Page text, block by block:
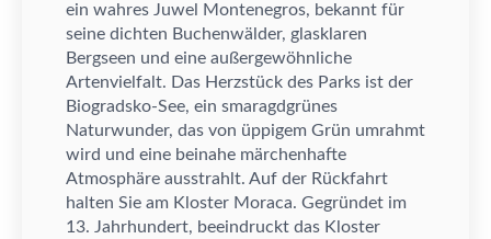
ein wahres Juwel Montenegros, bekannt für
seine dichten Buchenwä lder, glasklaren
Bergseen und eine außergewöhnliche
Artenvielfalt. Das Herzstück des Parks ist der
Biogradsko-See, ein smaragdgrünes
Naturwunder, das von üppigem Grün umrahmt
wird und eine beinahe märchenhafte
Atmosphäre ausstrahlt. Auf der Rückfahrt
halten Sie am Kloster Moraca. Gegründet im
13. Jahrhundert, beeindruckt das Kloster